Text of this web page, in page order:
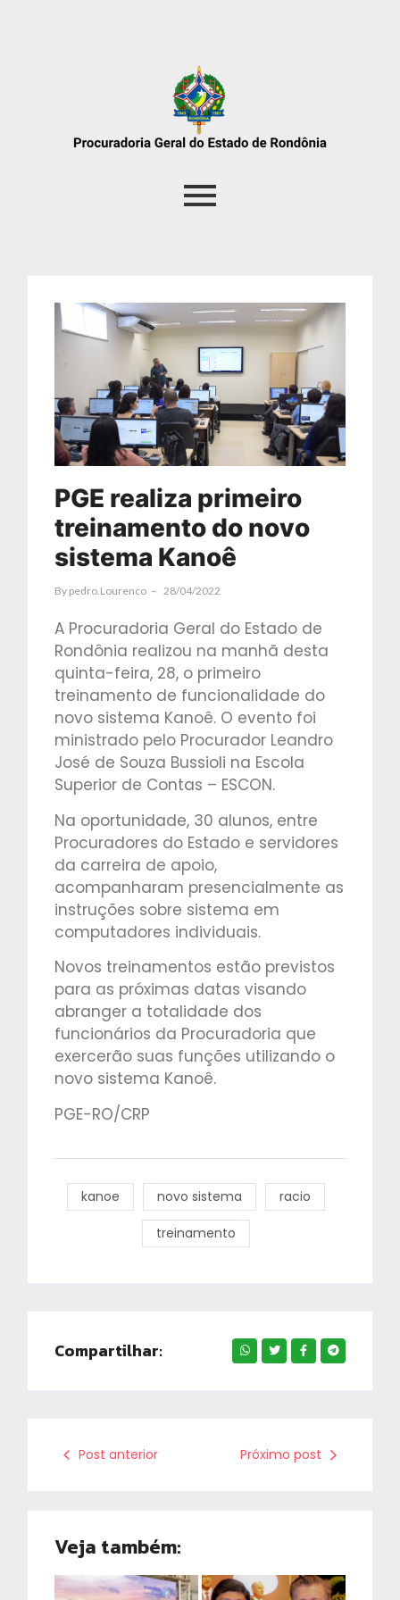
PGE realiza primeiro
treinamento do novo
sistema Kanoê
By Pedro.lourenco 28/04/2022
A Procuradoria Geral do Estado de
Rondônia realizou na manhã desta
quinta-feira, 28, o primeiro
treinamento de funcionalidade do
novo sistema Kanoê. O evento foi
ministrado pelo Procurador Leandro
José de Souza Bussioli na Escola
Superior de Contas – ESCON.
Na oportunidade, 30 alunos, entre
Procuradores do Estado e servidores
da carreira de apoio,
acompanharam presencialmente as
instruções sobre sistema em
computadores individuais.
Novos treinamentos estão previstos
para as próximas datas visando
abranger a totalidade dos
funcionários da Procuradoria que
exercerão suas funções utilizando o
novo sistema Kanoê.
PGE-RO/CRP
kanoe novo sistema racio
treinamento
Compartilhar:
Post anterior Próximo post
Veja também: